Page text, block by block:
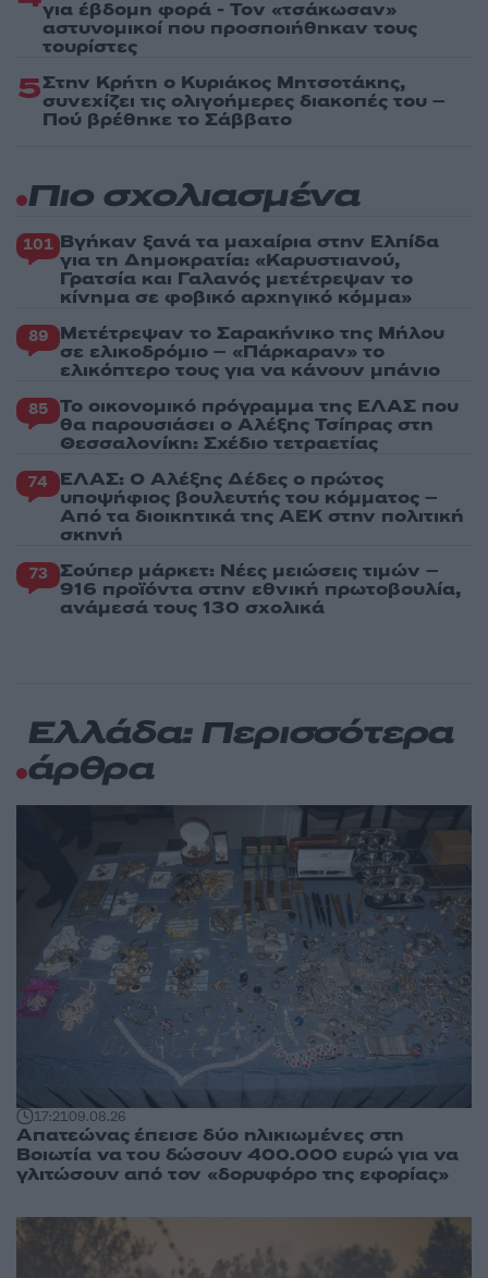
για έβδομη φορά - Τον «τσάκωσαν»
αστυνομικοί που προσποιήθηκαν τους
τουρίστες
5Στην Κρήτη ο Κυριάκος Μητσοτάκης,
συνεχίζει τις ολιγοήμερες διακοπές του –
Πού βρέθηκε το Σάββατο
Πιο σχολιασμένα
101 Βγήκαν ξανά τα μαχαίρια στην Ελπίδα
για τη Δημοκρατία: «Καρυστιανού,
Γρατσία και Γαλανός μετέτρεψαν το
κίνημα σε φοβικό αρχηγικό κόμμα»
89 Μετέτρεψαν το Σαρακήνικο της Μήλου
σε ελικοδρόμιο – «Πάρκαραν» το
ελικόπτερο τους για να κάνουν μπάνιο
85 Το οικονομικό πρόγραμμα της ΕΛΑΣ που
θα παρουσιάσει ο Αλέξης Τσίπρας στη
Θεσσαλονίκη: Σχέδιο τετραετίας
74 ΕΛΑΣ: Ο Αλέξης Δέδες ο πρώτος
υποψήφιος βουλευτής του κόμματος –
Από τα διοικητικά της ΑΕΚ στην πολιτική
σκηνή
73 Σούπερ μάρκετ: Νέες μειώσεις τιμών –
916 προϊόντα στην εθνική πρωτοβουλία,
ανάμεσά τους 130 σχολικά
Ελλάδα: Περισσότερα
άρθρα
17:2109.08.26
Απατεώνας έπεισε δύο ηλικιωμένες στη
Βοιωτία να του δώσουν 400.000 ευρώ για να
γλιτώσουν από τον «δορυφόρο της εφορίας»